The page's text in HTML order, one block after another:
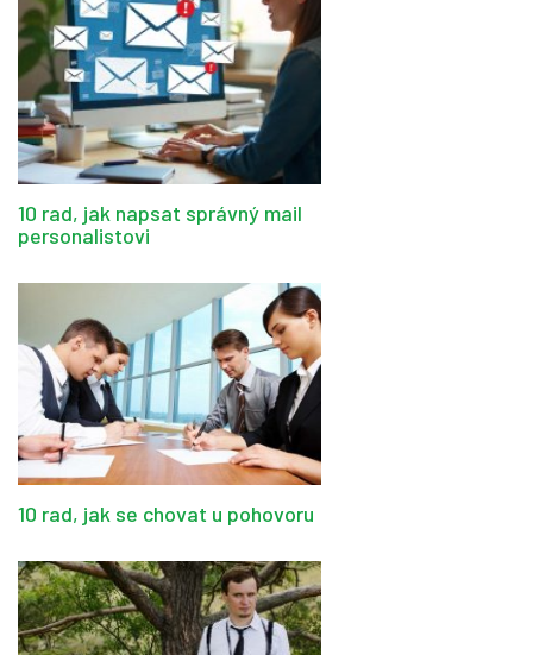
10 rad, jak napsat správný mail
personalistovi
10 rad, jak se chovat u pohovoru